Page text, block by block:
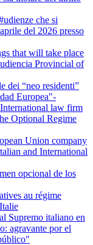
che si
del 2026 presso
that will take place
Provincial of
dei “neo residenti”
Europea"-
law firm
Optional Regime
Union company
and International
opcional de los
au régime
Supremo italiano en
agravante por el